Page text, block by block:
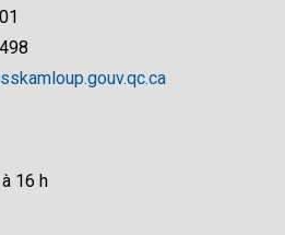
Kamouraska–Rivière-du-Loup prend